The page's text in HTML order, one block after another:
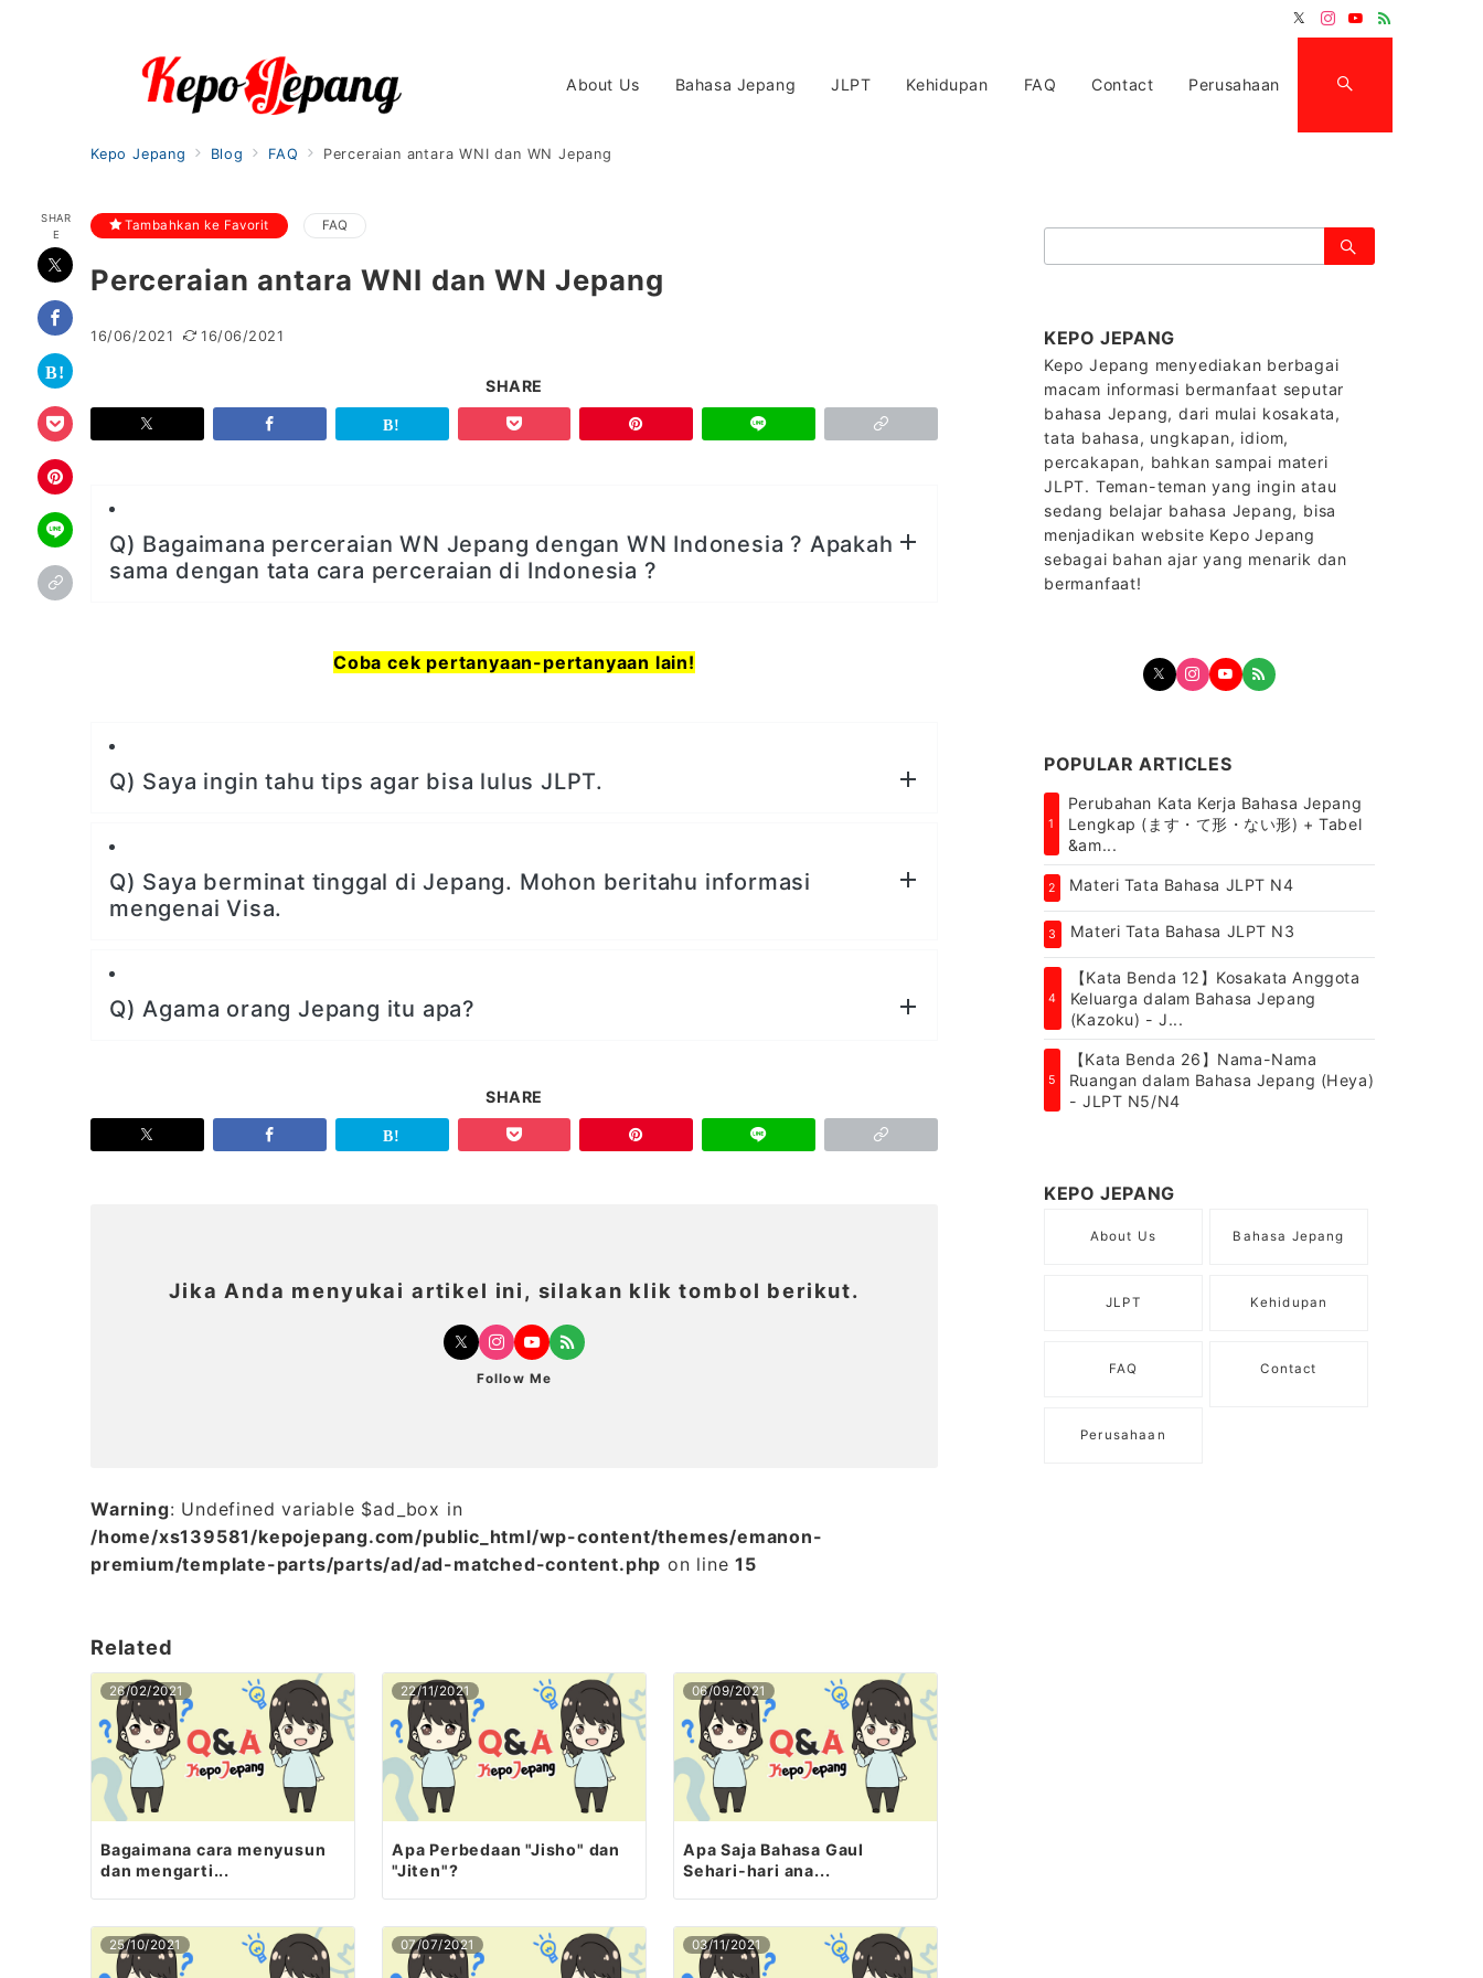
About Us Bahasa Jepang JLPT Kehidupan FAQ Contact Perusahaan
Kepo Jepang Blog FAQ Perceraian antara WNI dan WN Jepang
SHAR
E
Tambahkan ke Favorit FAQ
Perceraian antara WNI dan WN Jepang
16/06/2021 16/06/2021
SHARE
Q) Bagaimana perceraian WN Jepang dengan WN Indonesia ? Apakah
sama dengan tata cara perceraian di Indonesia ?
Coba cek pertanyaan-pertanyaan lain!
Q) Saya ingin tahu tips agar bisa lulus JLPT.
Q) Saya berminat tinggal di Jepang. Mohon beritahu informasi
mengenai Visa.
Q) Agama orang Jepang itu apa?
SHARE
Jika Anda menyukai artikel ini, silakan klik tombol berikut.
Follow Me
Warning: Undefined variable $ad_box in
/home/xs139581/kepojepang.com/public_html/wp-content/themes/emanon-
premium/template-parts/parts/ad/ad-matched-content.php on line15
Related
26/02/2021
Bagaimana cara menyusun
dan mengarti...
22/11/2021
Apa Perbedaan "Jisho" dan
"Jiten"?
06/09/2021
Apa Saja Bahasa Gaul
Sehari-hari ana...
25/10/2021 07/07/2021 03/11/2021
索：
KEPO JEPANG
Kepo Jepang menyediakan berbagai
macam informasi bermanfaat seputar
bahasa Jepang, dari mulai kosakata,
tata bahasa, ungkapan, idiom,
percakapan, bahkan sampai materi
JLPT. Teman-teman yang ingin atau
sedang belajar bahasa Jepang, bisa
menjadikan website Kepo Jepang
sebagai bahan ajar yang menarik dan
bermanfaat!
POPULAR ARTICLES
1
Perubahan Kata Kerja Bahasa Jepang
Lengkap (ます・て形・ない形) + Tabel
&am...
2 Materi Tata Bahasa JLPT N4
3 Materi Tata Bahasa JLPT N3
4
【Kata Benda 12】Kosakata Anggota
Keluarga dalam Bahasa Jepang
(Kazoku) - J...
5
【Kata Benda 26】Nama-Nama
Ruangan dalam Bahasa Jepang (Heya)
- JLPT N5/N4
KEPO JEPANG
About Us Bahasa Jepang
JLPT Kehidupan
FAQ Contact
Perusahaan